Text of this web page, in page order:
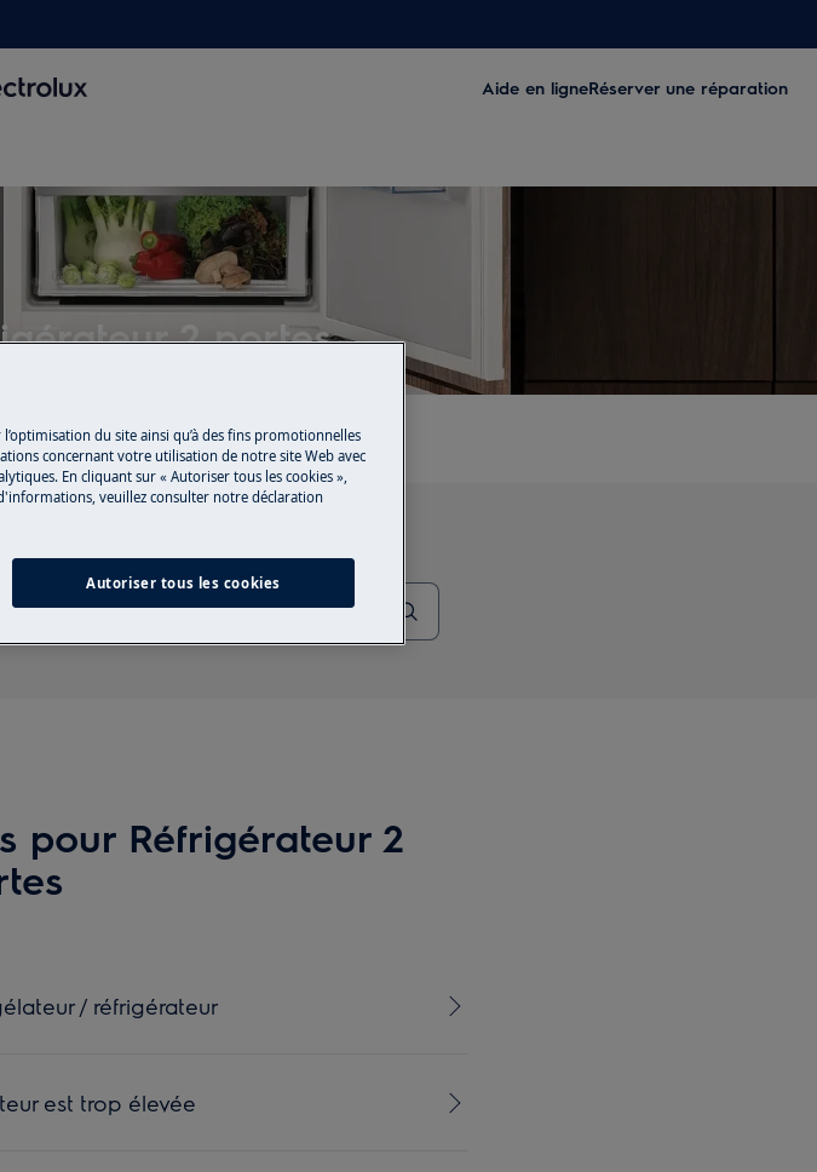
Aide en ligneRéserver une réparation
2 portes
pour Réfrigérateur 2
/ réfrigérateur
est trop élevée
du site ainsi qu’à des fins promotionnelles
concernant votre utilisation de notre site Web avec
En cliquant sur « Autoriser tous les cookies »,
veuillez consulter notre déclaration
Autoriser tous les cookies